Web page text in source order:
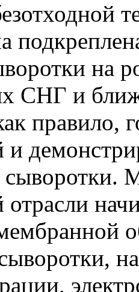
на
СНГ и
правило,
и
сыворотки.
отрасли